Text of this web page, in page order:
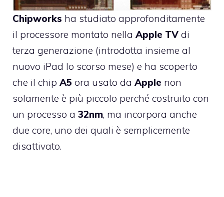
Chipworks ha studiato approfonditamente
il processore montato nella Apple TV di
terza generazione (introdotta insieme al
nuovo iPad lo scorso mese) e ha scoperto
che il chip A5 ora usato da Apple non
solamente è più piccolo perché costruito con
un processo a 32nm, ma incorpora anche
due core, uno dei quali è semplicemente
disattivato.